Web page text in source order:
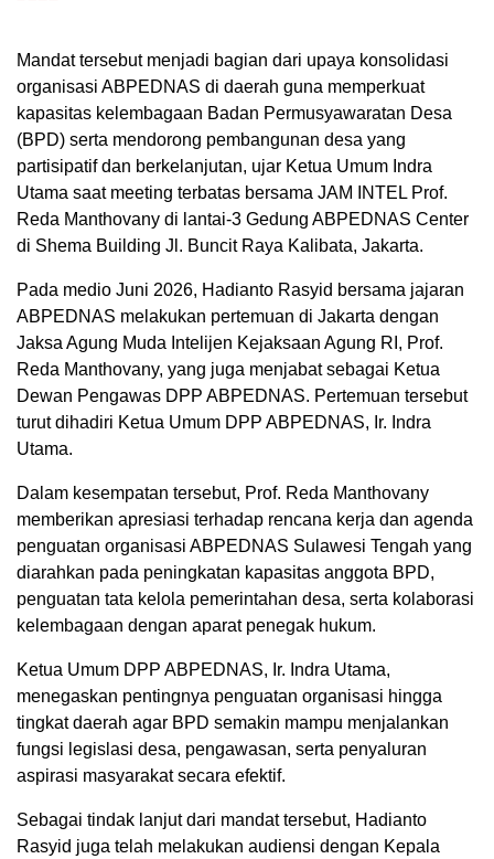
Mandat tersebut menjadi bagian dari upaya konsolidasi
organisasi ABPEDNAS di daerah guna memperkuat
kapasitas kelembagaan Badan Permusyawaratan Desa
(BPD) serta mendorong pembangunan desa yang
partisipatif dan berkelanjutan, ujar Ketua Umum Indra
Utama saat meeting terbatas bersama JAM INTEL Prof.
Reda Manthovany di lantai-3 Gedung ABPEDNAS Center
di Shema Building Jl. Buncit Raya Kalibata, Jakarta.
Pada medio Juni 2026, Hadianto Rasyid bersama jajaran
ABPEDNAS melakukan pertemuan di Jakarta dengan
Jaksa Agung Muda Intelijen Kejaksaan Agung RI, Prof.
Reda Manthovany, yang juga menjabat sebagai Ketua
Dewan Pengawas DPP ABPEDNAS. Pertemuan tersebut
turut dihadiri Ketua Umum DPP ABPEDNAS, Ir. Indra
Utama.
Dalam kesempatan tersebut, Prof. Reda Manthovany
memberikan apresiasi terhadap rencana kerja dan agenda
penguatan organisasi ABPEDNAS Sulawesi Tengah yang
diarahkan pada peningkatan kapasitas anggota BPD,
penguatan tata kelola pemerintahan desa, serta kolaborasi
kelembagaan dengan aparat penegak hukum.
Ketua Umum DPP ABPEDNAS, Ir. Indra Utama,
menegaskan pentingnya penguatan organisasi hingga
tingkat daerah agar BPD semakin mampu menjalankan
fungsi legislasi desa, pengawasan, serta penyaluran
aspirasi masyarakat secara efektif.
Sebagai tindak lanjut dari mandat tersebut, Hadianto
Rasyid juga telah melakukan audiensi dengan Kepala